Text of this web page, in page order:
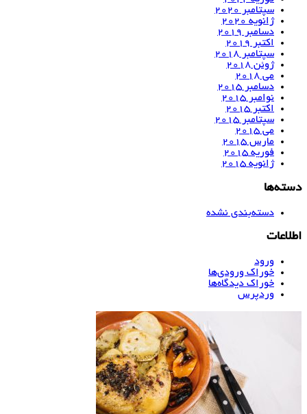
سپتامبر 2020
ژانویه 2020
دسامبر 2019
اکتبر 2019
سپتامبر 2018
ژوئن 2018
می 2018
دسامبر 2015
نوامبر 2015
اکتبر 2015
سپتامبر 2015
می 2015
مارس 2015
فوریه 2015
ژانویه 2015
دسته‌ها
دسته‌بندی نشده
اطلاعات
ورود
خوراک ورودی‌ها
خوراک دیدگاه‌ها
وردپرس